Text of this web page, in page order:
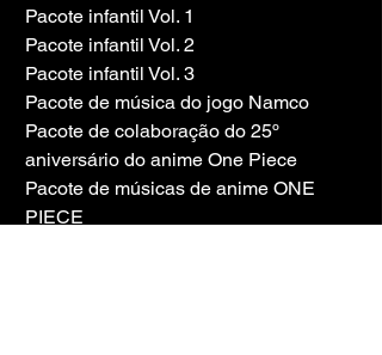
Pacote infantil Vol. 1
Pacote infantil Vol. 2
Pacote infantil Vol. 3
Pacote de música do jogo Namco
Pacote de colaboração do 25º
aniversário do anime One Piece
Pacote de músicas de anime ONE
PIECE